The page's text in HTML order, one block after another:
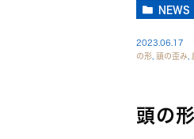
NEWS
2023.06.17
の形 頭の歪み
頭の